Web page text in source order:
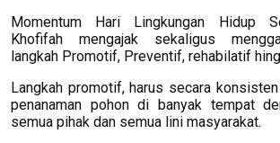
Momentum Hari Lingkungan Hidup
Khofifah mengajak sekaligus
langkah Promotif, Preventif, rehabilatif
Langkah promotif, harus secara
penanaman pohon di banyak tempat
semua pihak dan semua lini masyarakat.